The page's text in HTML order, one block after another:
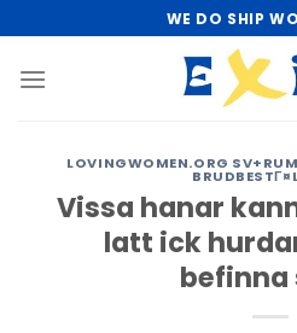
to
content
WE DO SHIP
LOVINGWOMEN.ORG
Vissa hanar
latt ick
befinna